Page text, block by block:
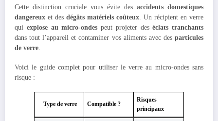
Cette distinction cruciale vous évite des accidents domestiques
dangereux et des dégâts matériels coûteux. Un récipient en verre
qui explose au micro-ondes peut projeter deséclats tranchants
dans tout l’appareil et contaminer vos aliments avec des particules
de verre.
Voici le guide complet pour utiliser le verre au micro-ondes sans
risque :
Type de verre Compatible ?
Risques
principaux